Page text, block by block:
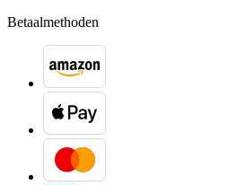
Betaalmethoden